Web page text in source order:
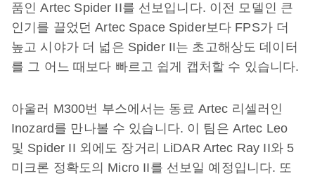
품인 Artec Spider II를 선보입니다. 이전 모델인 큰
인기를 끌었던 Artec Space Spider보다 FPS가 더
높고 시야가 더 넓은 Spider II는 초고해상도 데이터
를 그 어느 때보다 빠르고 쉽게 캡처할 수 있습니다.
아울러 M300번 부스에서는 동료 Artec 리셀러인
Inozard를 만나볼 수 있습니다. 이 팀은 Artec Leo
및 Spider II 외에도 장거리 LiDAR Artec Ray II와 5
미크론 정확도의 Micro II를 선보일 예정입니다. 또